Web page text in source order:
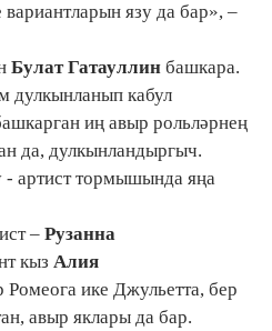
язу да бар», –
Булат Гатауллин башкара.
дулкынланып кабул
иң авыр рольләрнең
да, дулкынландыргыч.
артист тормышында яңа
– Рузанна
кыз Алия
ике Джульетта, бер
авыр яклары да бар.